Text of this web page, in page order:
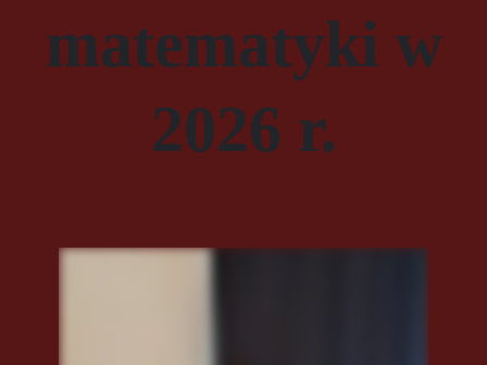
matematyki w
2026 r.